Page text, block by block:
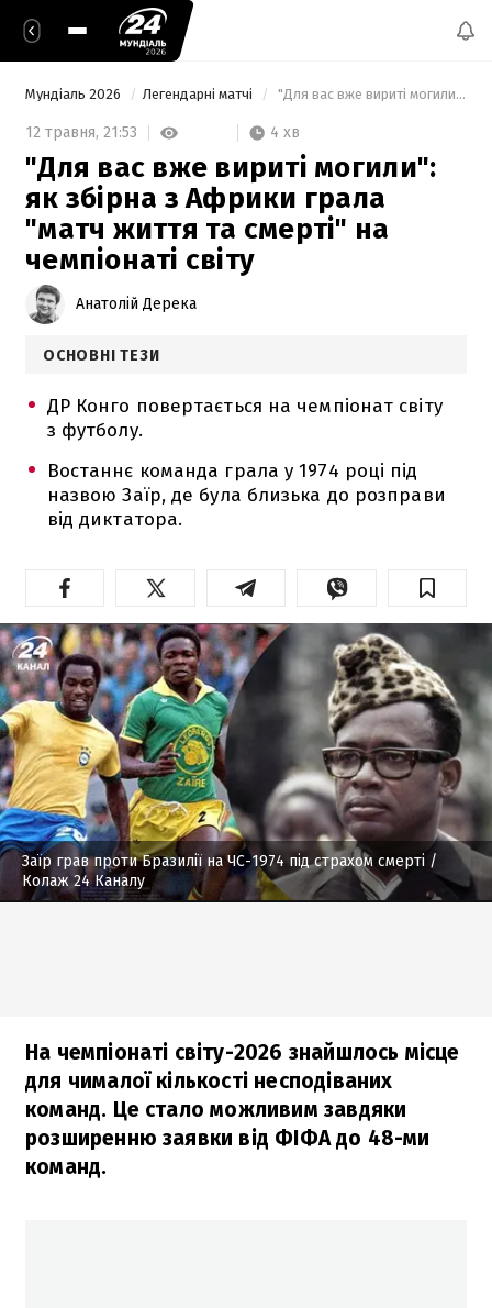
Мундіаль 2026 Легендарні матчі "Для вас вже вириті могили": як збірна з Африки грала "матч життя та смерті" на чемпіонаті світу
12 травня, 21:53 4 хв
"Для вас вже вириті могили":
як збірна з Африки грала
"матч життя та смерті" на
чемпіонаті світу
Анатолій Дерека
ОСНОВНІ ТЕЗИ
ДР Конго повертається на чемпіонат світу
з футболу.
Востаннє команда грала у 1974 році під
назвою Заїр, де була близька до розправи
від диктатора.
Заїр грав проти Бразилії на ЧС-1974 під страхом смерті /
Колаж 24 Каналу
На чемпіонаті світу-2026 знайшлось місце
для чималої кількості несподіваних
команд. Це стало можливим завдяки
розширенню заявки від ФІФА до 48-ми
команд.